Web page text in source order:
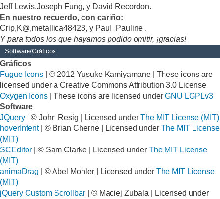
Jeff Lewis,Joseph Fung, y David Recordon.
En nuestro recuerdo, con cariño:
Crip,K@,metallica48423, y Paul_Pauline .
Y para todos los que hayamos podido omitir, ¡gracias!
Software/Gráficos
Gráficos
Fugue Icons | © 2012 Yusuke Kamiyamane | These icons are
licensed under a Creative Commons Attribution 3.0 License
Oxygen Icons | These icons are licensed under GNU LGPLv3
Software
JQuery | © John Resig | Licensed under The MIT License (MIT)
hoverIntent| © Brian Cherne | Licensed under The MIT License
(MIT)
SCEditor | © Sam Clarke | Licensed under The MIT License
(MIT)
animaDrag | © Abel Mohler | Licensed under The MIT License
(MIT)
jQuery Custom Scrollbar | © Maciej Zubala | Licensed under